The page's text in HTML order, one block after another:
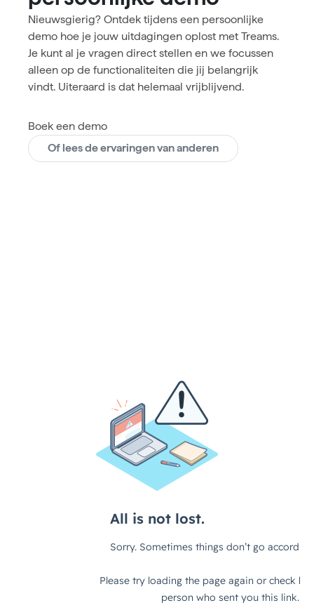
Nieuwsgierig? Ontdek tijdens een persoonlijke
demo hoe je jouw uitdagingen oplost met Treams.
Je kunt al je vragen direct stellen en we focussen
alleen op de functionaliteiten die jij belangrijk
vindt. Uiteraard is dat helemaal vrijblijvend.
Boek een demo
Of lees de ervaringen van anderen